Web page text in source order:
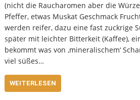
(nicht die Raucharomen aber die
Pfeffer, etwas Muskat Geschmack
werden reifer, dazu eine fast zuckrige
später mit leichter Bitterkeit (Kaffee),
bekommt was von ‚mineralischem‘
viel süßes…
WEITERLESEN